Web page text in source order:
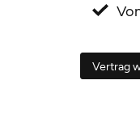
Vertrag